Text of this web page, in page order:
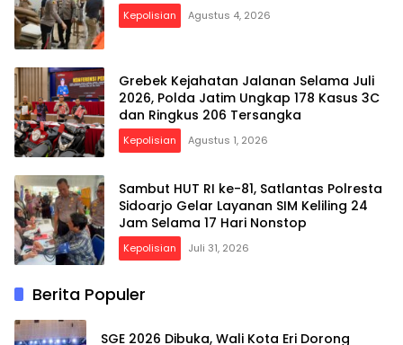
Kepolisian Agustus 4, 2026
Grebek Kejahatan Jalanan Selama Juli
2026, Polda Jatim Ungkap 178 Kasus 3C
dan Ringkus 206 Tersangka
Kepolisian Agustus 1, 2026
Sambut HUT RI ke-81, Satlantas Polresta
Sidoarjo Gelar Layanan SIM Keliling 24
Jam Selama 17 Hari Nonstop
Kepolisian Juli 31, 2026
Berita Populer
SGE 2026 Dibuka, Wali Kota Eri Dorong